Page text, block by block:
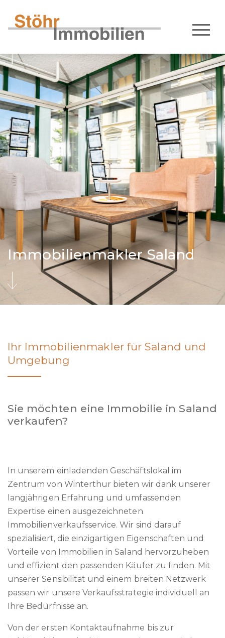
Immobilienmakler Saland
Ihr Immobilienmakler für Saland und
Umgebung
Sie möchten eine Immobilie in Saland
verkaufen?
In unserem einladenden Geschäftslokal im
Zentrum von Winterthur bieten wir dank unserer
langjährigen Erfahrung und umfassenden
Expertise einen ausgezeichneten
Immobilienverkaufsservice. Wir sind darauf
spezialisiert, die einzigartigen Eigenschaften und
Vorteile von Immobilien in Saland hervorzuheben
und effizient den passenden Käufer zu finden. Mit
unserer Sensibilität und einem breiten Netzwerk
passen wir unsere Verkaufsstrategie individuell an
Ihre Bedürfnisse an.
Von der ersten Kontaktaufnahme bis zur